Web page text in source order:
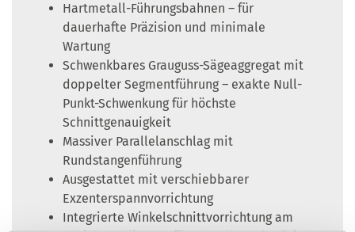
Hartmetall-Führungsbahnen – für
dauerhafte Präzision und minimale
Wartung
Schwenkbares Grauguss-Sägeaggregat mit
doppelter Segmentführung – exakte Null-
Punkt-Schwenkung für höchste
Schnittgenauigkeit
Massiver Parallelanschlag mit
Rundstangenführung
Ausgestattet mit verschiebbarer
Exzenterspannvorrichtung
Integrierte Winkelschnittvorrichtung am